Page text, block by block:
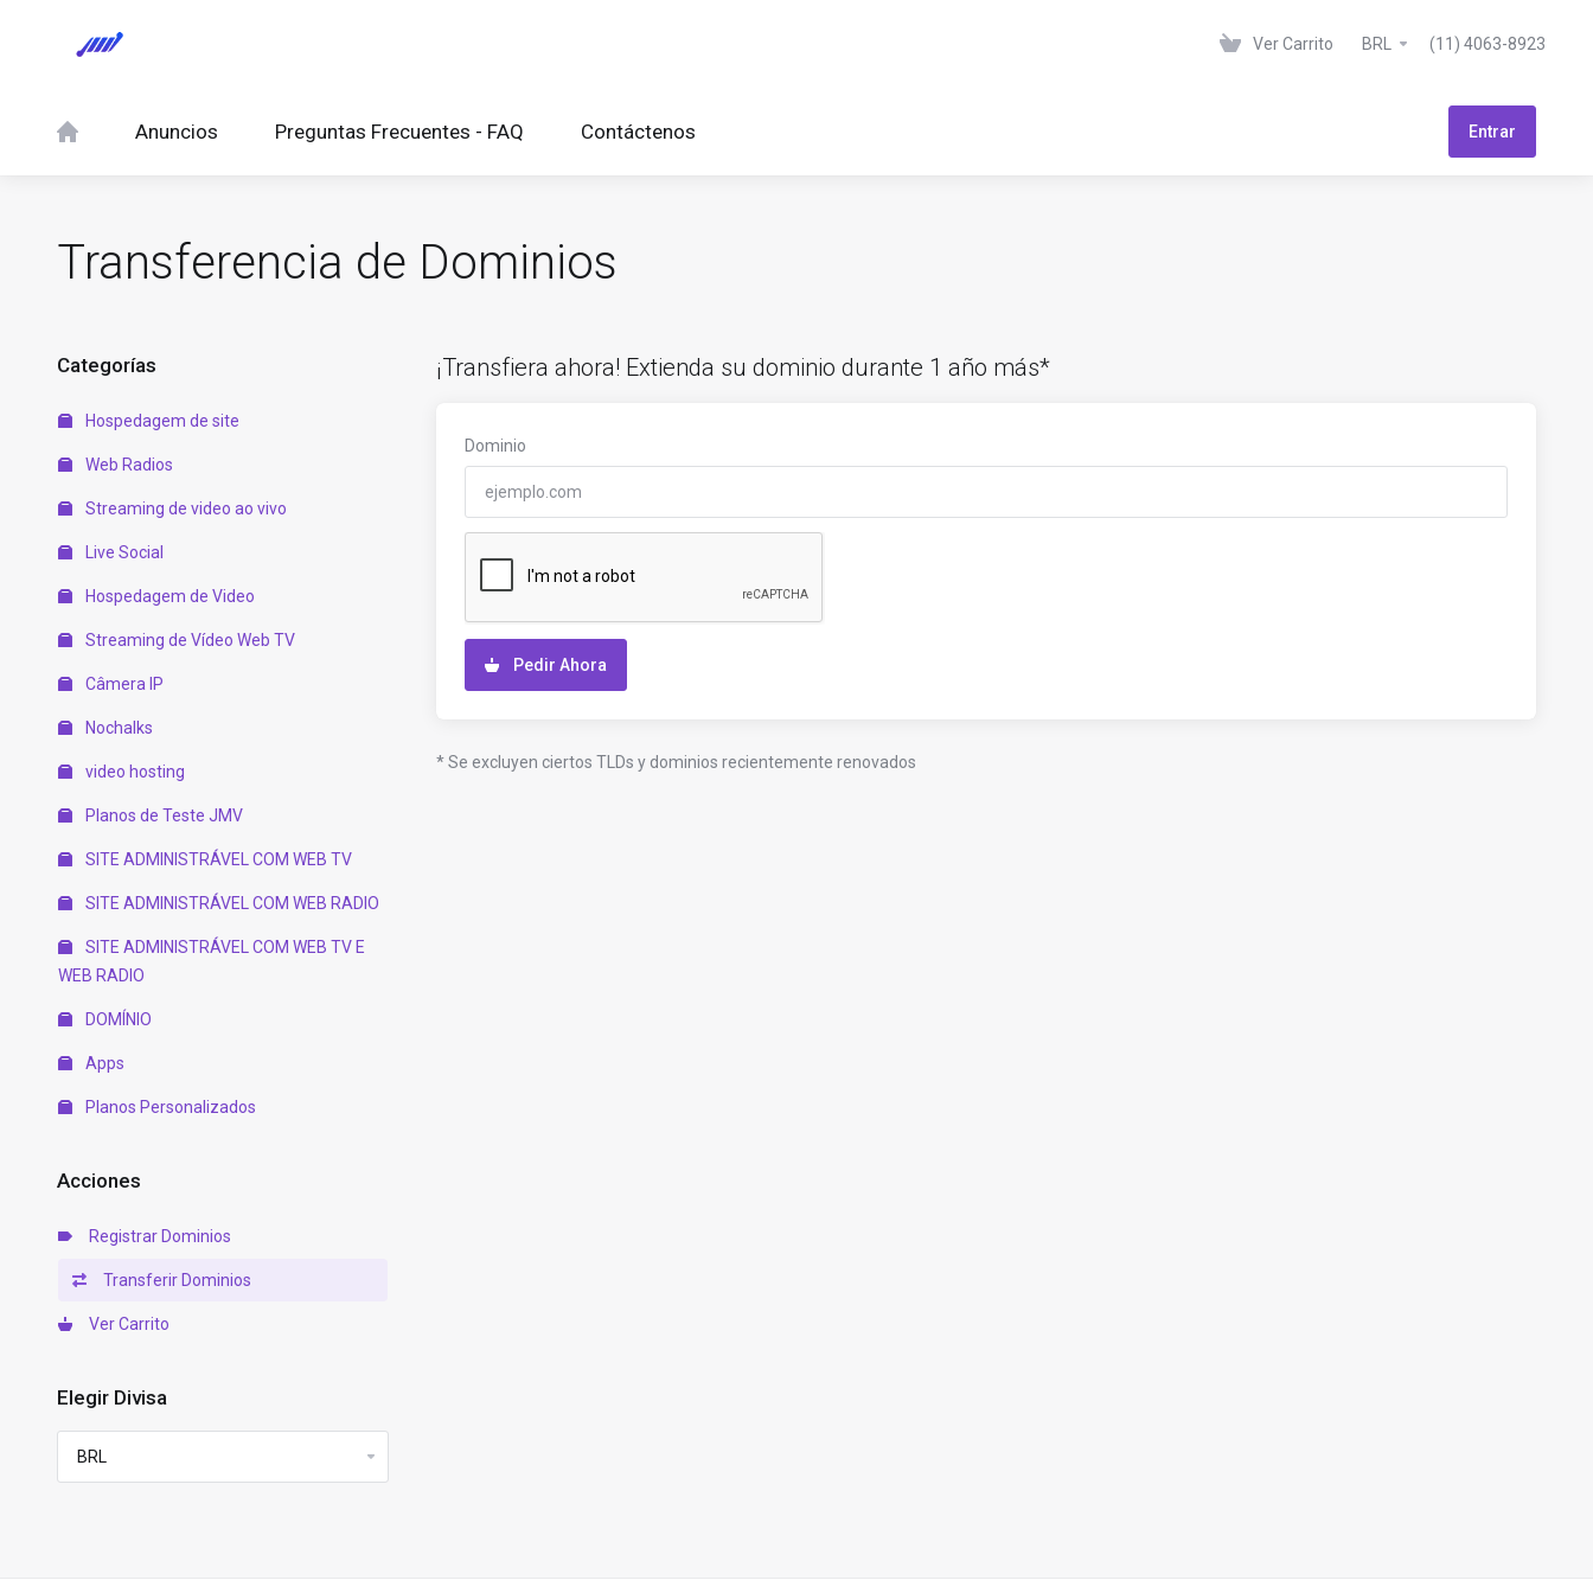
Ver Carrito BRL (11) 4063-8923
Anuncios Preguntas Frecuentes - FAQ Contáctenos Entrar
Transferencia de Dominios
Categorías
Hospedagem de site
Web Radios
Streaming de video ao vivo
Live Social
Hospedagem de Video
Streaming de Vídeo Web TV
Câmera IP
Nochalks
video hosting
Planos de Teste JMV
SITE ADMINISTRÁVEL COM WEB TV
SITE ADMINISTRÁVEL COM WEB RADIO
SITE ADMINISTRÁVEL COM WEB TV E
WEB RADIO
DOMÍNIO
Apps
Planos Personalizados
Acciones
Registrar Dominios
Transferir Dominios
Ver Carrito
Elegir Divisa
¡Transfiera ahora! Extienda su dominio durante 1 año más*
Dominio
Pedir Ahora
* Se excluyen ciertos TLDs y dominios recientemente renovados